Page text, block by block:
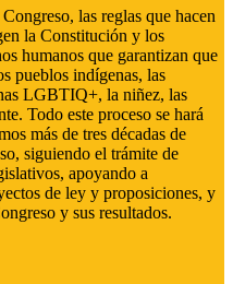
las reglas que hacen
la Constitución y los
humanos que garantizan que
pueblos indígenas, las
LGBTIQ+, la niñez, las
Todo este proceso se hará
más de tres décadas de
siguiendo el trámite de
apoyando a
de ley y proposiciones, y
y sus resultados.